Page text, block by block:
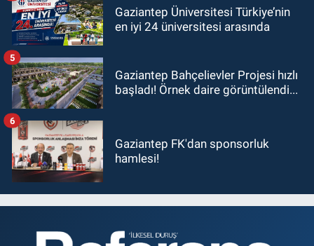
Gaziantep Üniversitesi Türkiye’nin
en iyi 24 üniversitesi arasında
Gaziantep Bahçelievler Projesi hızlı
başladı! Örnek daire görüntülendi...
5
Gaziantep FK'dan sponsorluk
hamlesi!
6